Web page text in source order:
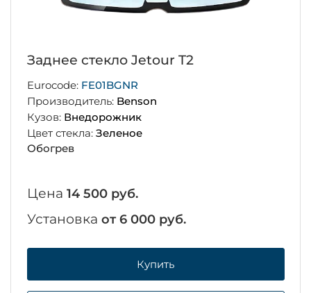
Заднее стекло Jetour T2
Eurocode: FE01BGNR
Производитель: Benson
Кузов: Внедорожник
Цвет стекла: Зеленое
Обогрев
Цена 14 500 руб.
Установка от 6 000 руб.
Купить